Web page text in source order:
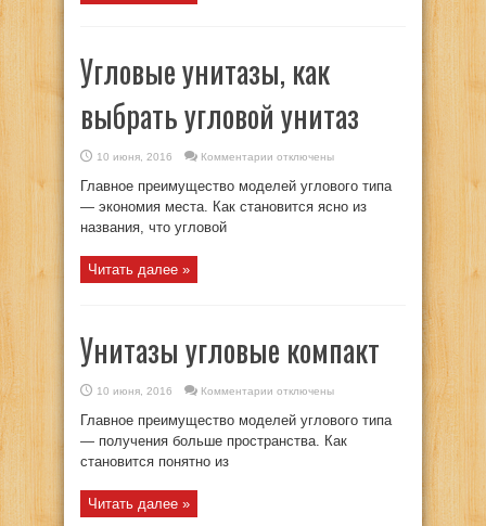
Угловые унитазы, как
выбрать угловой унитаз
10 июня, 2016 Комментарии
Угловые
унитазы,
как
выбрать
отключены
Главное преимущество моделей углового типа
— экономия места. Как становится ясно из
названия, что угловой
Читать далее »
Унитазы угловые компакт
10 июня, 2016 Комментарии
Унитазы
угловые
компакт
отключены
Главное преимущество моделей углового типа
— получения больше пространства. Как
становится понятно из
Читать далее »